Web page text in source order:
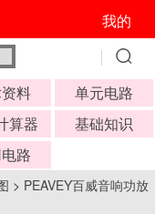
我的
料
单元电路
算器
基础知识
路
> PEAVEY百威音响功放